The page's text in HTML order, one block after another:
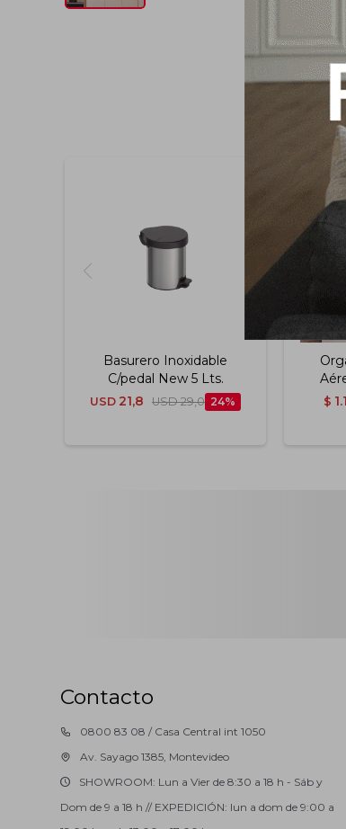
Basurero Inoxidable
C/pedal New 5 Lts.
USD 21,8 USD 29,0 24 $
Contacto
0800 83 08 / Casa Central int 1050
Av. Sayago 1385, Montevideo
SHOWROOM: Lun a Vier de 8:30 a 18 h - Sáb y
Dom de 9 a 18 h // EXPEDICIÓN: lun a dom de 9:00 a